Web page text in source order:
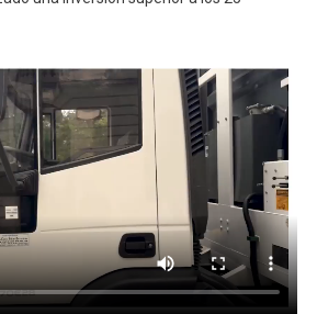
Nuevas
0
Km